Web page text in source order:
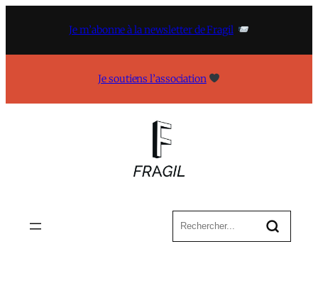
Je m’abonne à la newsletter de Fragil
Je soutiens l’association